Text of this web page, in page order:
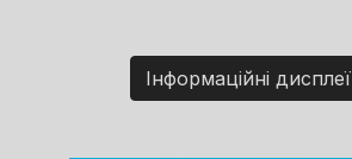
Інформаційні дисплеї